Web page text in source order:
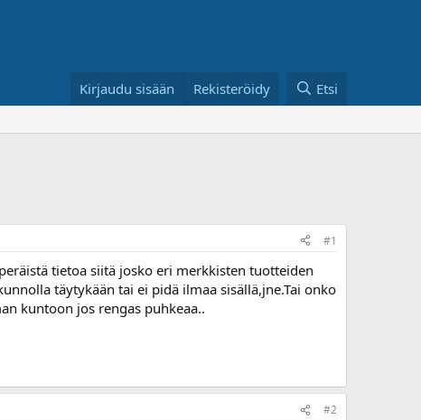
Kirjaudu sisään Rekisteröidy Etsi
#1
tietoa siitä josko eri merkkisten tuotteiden
täytykään tai ei pidä ilmaa sisällä,jne.Tai onko
kuntoon jos rengas puhkeaa..
#2